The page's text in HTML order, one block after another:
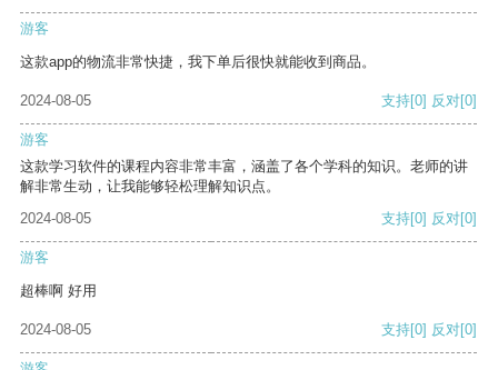
游客
这款app的物流非常快捷，我下单后很快就能收到商品。
2024-08-05 支持[0] 反对[0]
游客
这款学习软件的课程内容非常丰富，涵盖了各个学科的知识。老师的讲
解非常生动，让我能够轻松理解知识点。
2024-08-05
支持[0] 反对[0]
游客
超棒啊 好用
2024-08-05 支持[0] 反对[0]